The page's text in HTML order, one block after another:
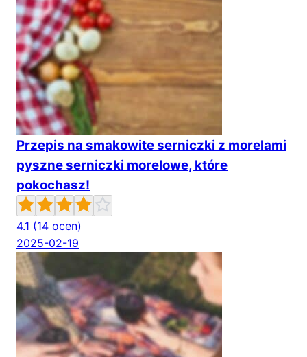
Przepis na smakowite serniczki z morelami
pyszne serniczki morelowe, które
pokochasz!
4.1 (14 ocen)
2025-02-19